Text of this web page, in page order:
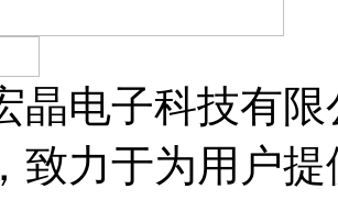
晶电子科技有
致力于为用户